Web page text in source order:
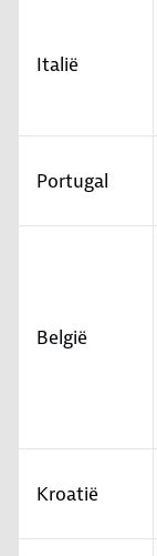
Italië
Portugal
België
Kroatië